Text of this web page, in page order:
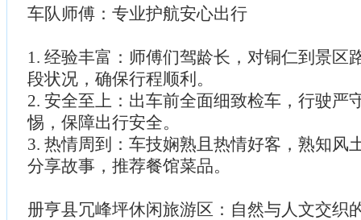
车队师傅：专业护航安心出行
1. 经验丰富：师傅们驾龄长，对铜仁到景区
段状况，确保行程顺利。
2. 安全至上：出车前全面细致检车，行驶严
惕，保障出行安全。
3. 热情周到：车技娴熟且热情好客，熟知风
分享故事，推荐餐馆菜品。
册亨县冗峰坪休闲旅游区：自然与人文交织